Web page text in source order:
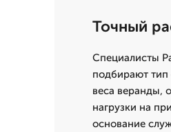
Точный
Специалисты
подбирают тип
веса веранды,
нагрузки на
основание